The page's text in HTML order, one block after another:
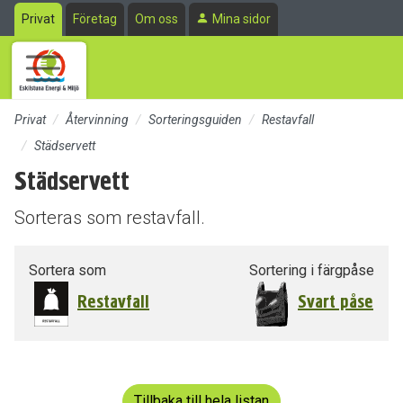
Till sidans huvudinnehåll
Privat Företag Om oss Mina sidor
Privat Återvinning Sorteringsguiden
Restavfall
Städservett
Städservett
Sorteras som restavfall.
Sortera som
Restavfall
Sortering i färgpåse
Svart påse